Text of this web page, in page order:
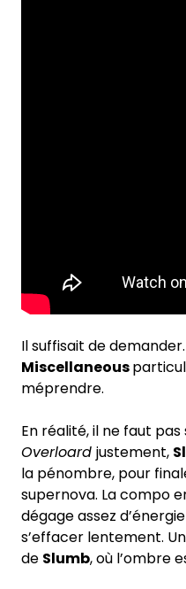
Il suffisait de
Miscellaneous
méprendre.
En réalité, il ne faut
Overloard justement,
la pénombre, pour
supernova. La compo
dégage assez
s’effacer lentement.
de Slumb, où l’ombre